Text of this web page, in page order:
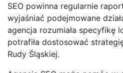
SEO powinna regularnie
wyjaśniać podejmowane
agencja rozumiała specyfikę
potrafiła dostosować
Rudy Śląskiej.